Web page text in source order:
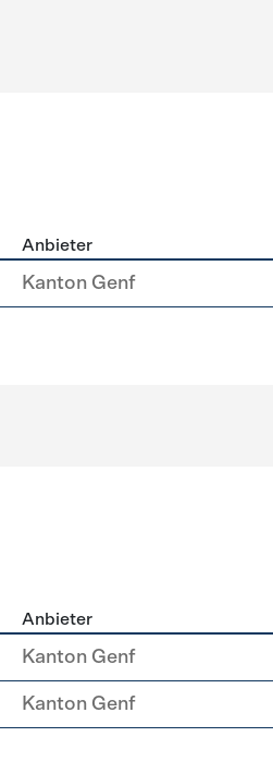
Anbieter
Kanton Genf
Anbieter
Kanton Genf
Kanton Genf